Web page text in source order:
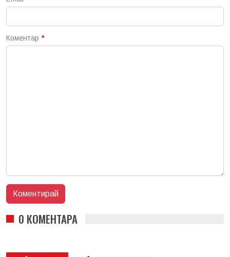
Коментар *
0 КОМЕНТАРА